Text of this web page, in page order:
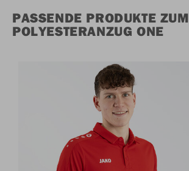
PASSENDE PRODUKTE ZUM
POLYESTERANZUG ONE